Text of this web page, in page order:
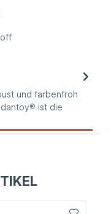
und farbenfroh
ist die